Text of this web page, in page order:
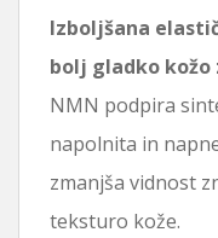
Izboljšana
bolj gladko
NMN podpira
napolnita in
zmanjša vidnost
teksturo kože.